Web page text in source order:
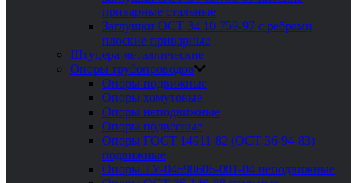
приварные стальные
Заглушки ОСТ 34 10.759-97 с ребрами
плоские приварные
Штуцера металлические
Опоры трубопроводов
Опоры подвижные
Опоры хомутовые
Опоры неподвижные
Опоры подвесные
Опоры ГОСТ 14911-82 (ОСТ 36-94-83)
подвижные
Опоры ТУ-04698606-001-04 неподвижные